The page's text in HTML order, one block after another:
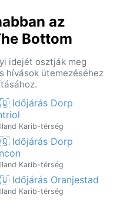
az
Bottom
idejét osztják meg
hívások ütemezéséhez
Időjárás Dorp
Karib-térség
Időjárás Dorp
Karib-térség
Időjárás Oranjestad
Karib-térség